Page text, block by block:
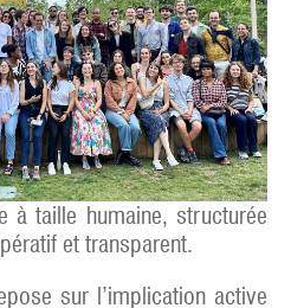
à taille humaine, structurée
et transparent.
sur l’implication active